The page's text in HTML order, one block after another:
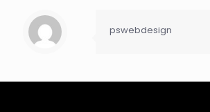
pswebdesign